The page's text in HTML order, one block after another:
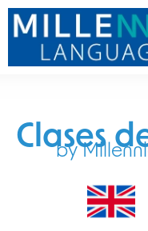
Clases
by